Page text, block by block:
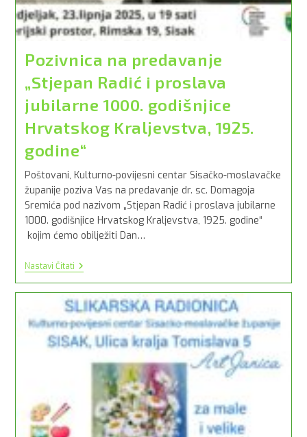
Pozivnica na predavanje
„Stjepan Radić i proslava
jubilarne 1000. godišnjice
Hrvatskog Kraljevstva, 1925.
godine“
Poštovani, Kulturno-povijesni centar Sisačko-moslavačke
županije poziva Vas na predavanje dr. sc. Domagoja
Sremića pod nazivom „Stjepan Radić i proslava jubilarne
1000. godišnjice Hrvatskog Kraljevstva, 1925. godine“
kojim ćemo obilježiti Dan…
Nastavi ČitatiPozivnica
Na
Predavanje
„Stjepan
Radić
I
Proslava
Jubilarne
1000.
Godišnjice
Hrvatskog
Kraljevstva,
Godine“